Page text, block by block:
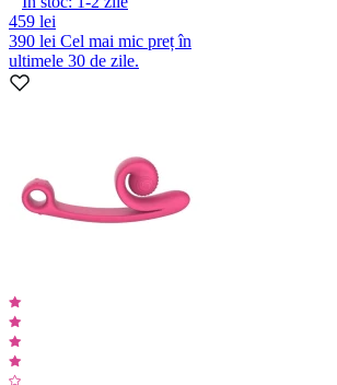
459 lei
390 lei Cel mai mic preț în
ultimele 30 de zile.